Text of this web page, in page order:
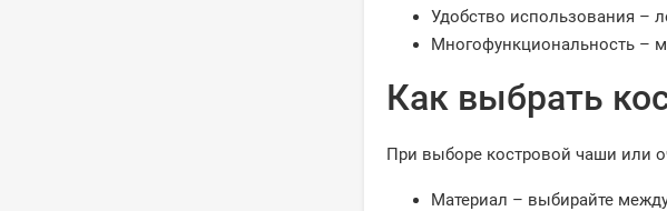
Удобство использования –
Многофункциональность –
Как выбрать
При выборе костровой чаши или
Материал – выбирайте